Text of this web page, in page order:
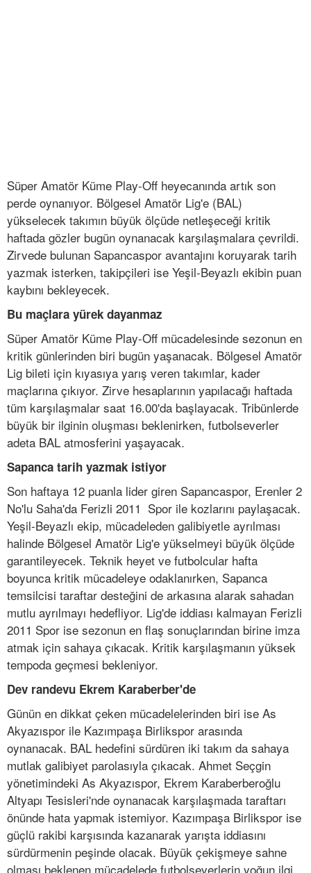
Süper Amatör Küme Play-Off heyecanında artık son
perde oynanıyor. Bölgesel Amatör Lig'e (BAL)
yükselecek takımın büyük ölçüde netleşeceği kritik
haftada gözler bugün oynanacak karşılaşmalara çevrildi.
Zirvede bulunan Sapancaspor avantajını koruyarak tarih
yazmak isterken, takipçileri ise Yeşil-Beyazlı ekibin puan
kaybını bekleyecek.
Bu maçlara yürek dayanmaz
Süper Amatör Küme Play-Off mücadelesinde sezonun en
kritik günlerinden biri bugün yaşanacak. Bölgesel Amatör
Lig bileti için kıyasıya yarış veren takımlar, kader
maçlarına çıkıyor. Zirve hesaplarının yapılacağı haftada
tüm karşılaşmalar saat 16.00'da başlayacak. Tribünlerde
büyük bir ilginin oluşması beklenirken, futbolseverler
adeta BAL atmosferini yaşayacak.
Sapanca tarih yazmak istiyor
Son haftaya 12 puanla lider giren Sapancaspor, Erenler 2
No'lu Saha'da Ferizli 2011 Spor ile kozlarını paylaşacak.
Yeşil-Beyazlı ekip, mücadeleden galibiyetle ayrılması
halinde Bölgesel Amatör Lig'e yükselmeyi büyük ölçüde
garantileyecek. Teknik heyet ve futbolcular hafta
boyunca kritik mücadeleye odaklanırken, Sapanca
temsilcisi taraftar desteğini de arkasına alarak sahadan
mutlu ayrılmayı hedefliyor. Lig'de iddiası kalmayan Ferizli
2011 Spor ise sezonun en flaş sonuçlarından birine imza
atmak için sahaya çıkacak. Kritik karşılaşmanın yüksek
tempoda geçmesi bekleniyor.
Dev randevu Ekrem Karaberber'de
Günün en dikkat çeken mücadelelerinden biri ise As
Akyazıspor ile Kazımpaşa Birlikspor arasında
oynanacak. BAL hedefini sürdüren iki takım da sahaya
mutlak galibiyet parolasıyla çıkacak. Ahmet Seçgin
yönetimindeki As Akyazıspor, Ekrem Karaberberoğlu
Altyapı Tesisleri'nde oynanacak karşılaşmada taraftarı
önünde hata yapmak istemiyor. Kazımpaşa Birlikspor ise
güçlü rakibi karşısında kazanarak yarışta iddiasını
sürdürmenin peşinde olacak. Büyük çekişmeye sahne
olması beklenen mücadelede futbolseverlerin yoğun ilgi